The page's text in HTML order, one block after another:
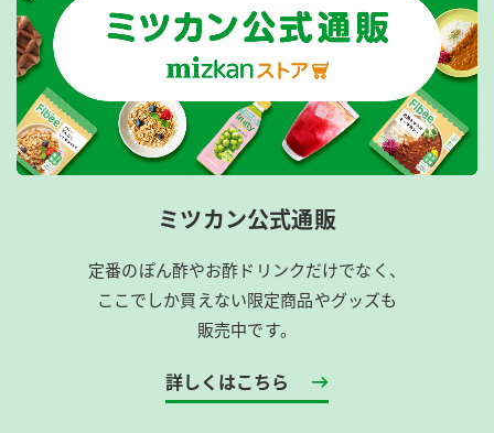
ミツカン公式通販
定番のぽん酢やお酢ドリンクだけでなく、
ここでしか買えない限定商品やグッズも
販売中です。
詳しくはこちら